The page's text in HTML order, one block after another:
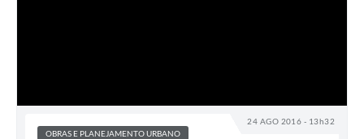
24 AGO 2016 - 13h32
OBRAS E PLANEJAMENTO URBANO